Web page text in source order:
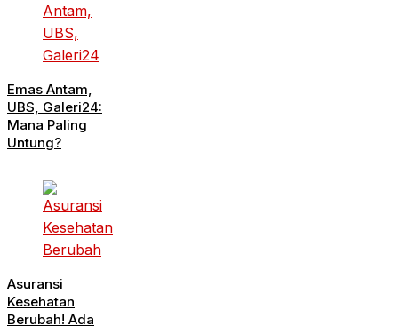
Emas Antam,
UBS, Galeri24:
Mana Paling
Untung?
Asuransi
Kesehatan
Berubah! Ada